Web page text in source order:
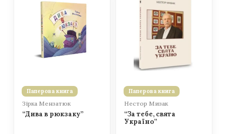
Паперова книга
Зірка Мензатюк
“Дива в рюкзаку”
Паперова книга
Нестор Мизак
“За тебе, свята
Україно”